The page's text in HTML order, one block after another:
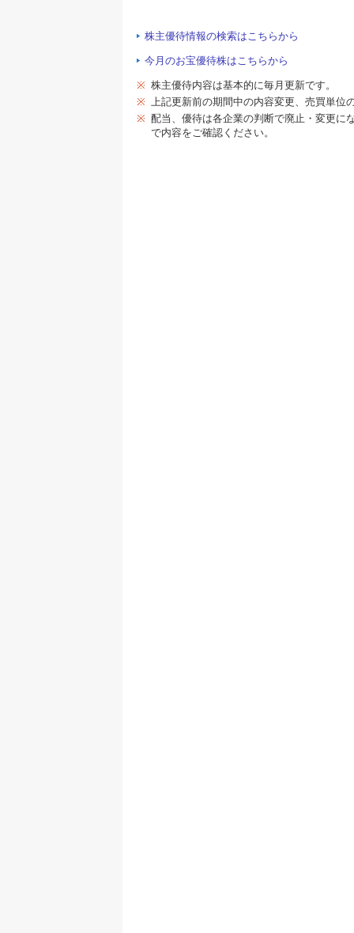
株主優待情報の検索はこちらから
今月のお宝優待株はこちらから
※ 株主優待内容は基本的に毎月更新です。
※ 上記更新前の期間中の内容変更、売買単位
※ 配当、優待は各企業の判断で廃止・変更に
で内容をご確認ください。